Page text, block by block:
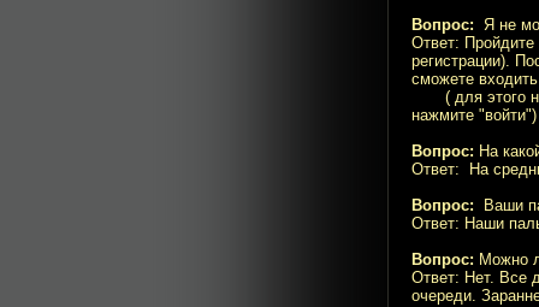
Вопрос: Я не
Ответ: Пройдите
регистрации).
сможете
( для этого
нажмите "войти")
Вопрос: На
Ответ: На
Вопрос: Ваши
Ответ: Наши
Вопрос: Можно
Ответ: Нет. Все
очереди.